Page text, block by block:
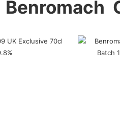
Benromach